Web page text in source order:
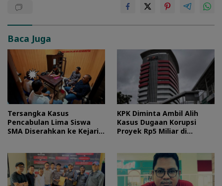
Baca Juga
Tersangka Kasus
Pencabulan Lima Siswa
SMA Diserahkan ke Kejari
KPK Diminta Ambil Alih
Kasus Dugaan Korupsi
Proyek Rp5 Miliar di